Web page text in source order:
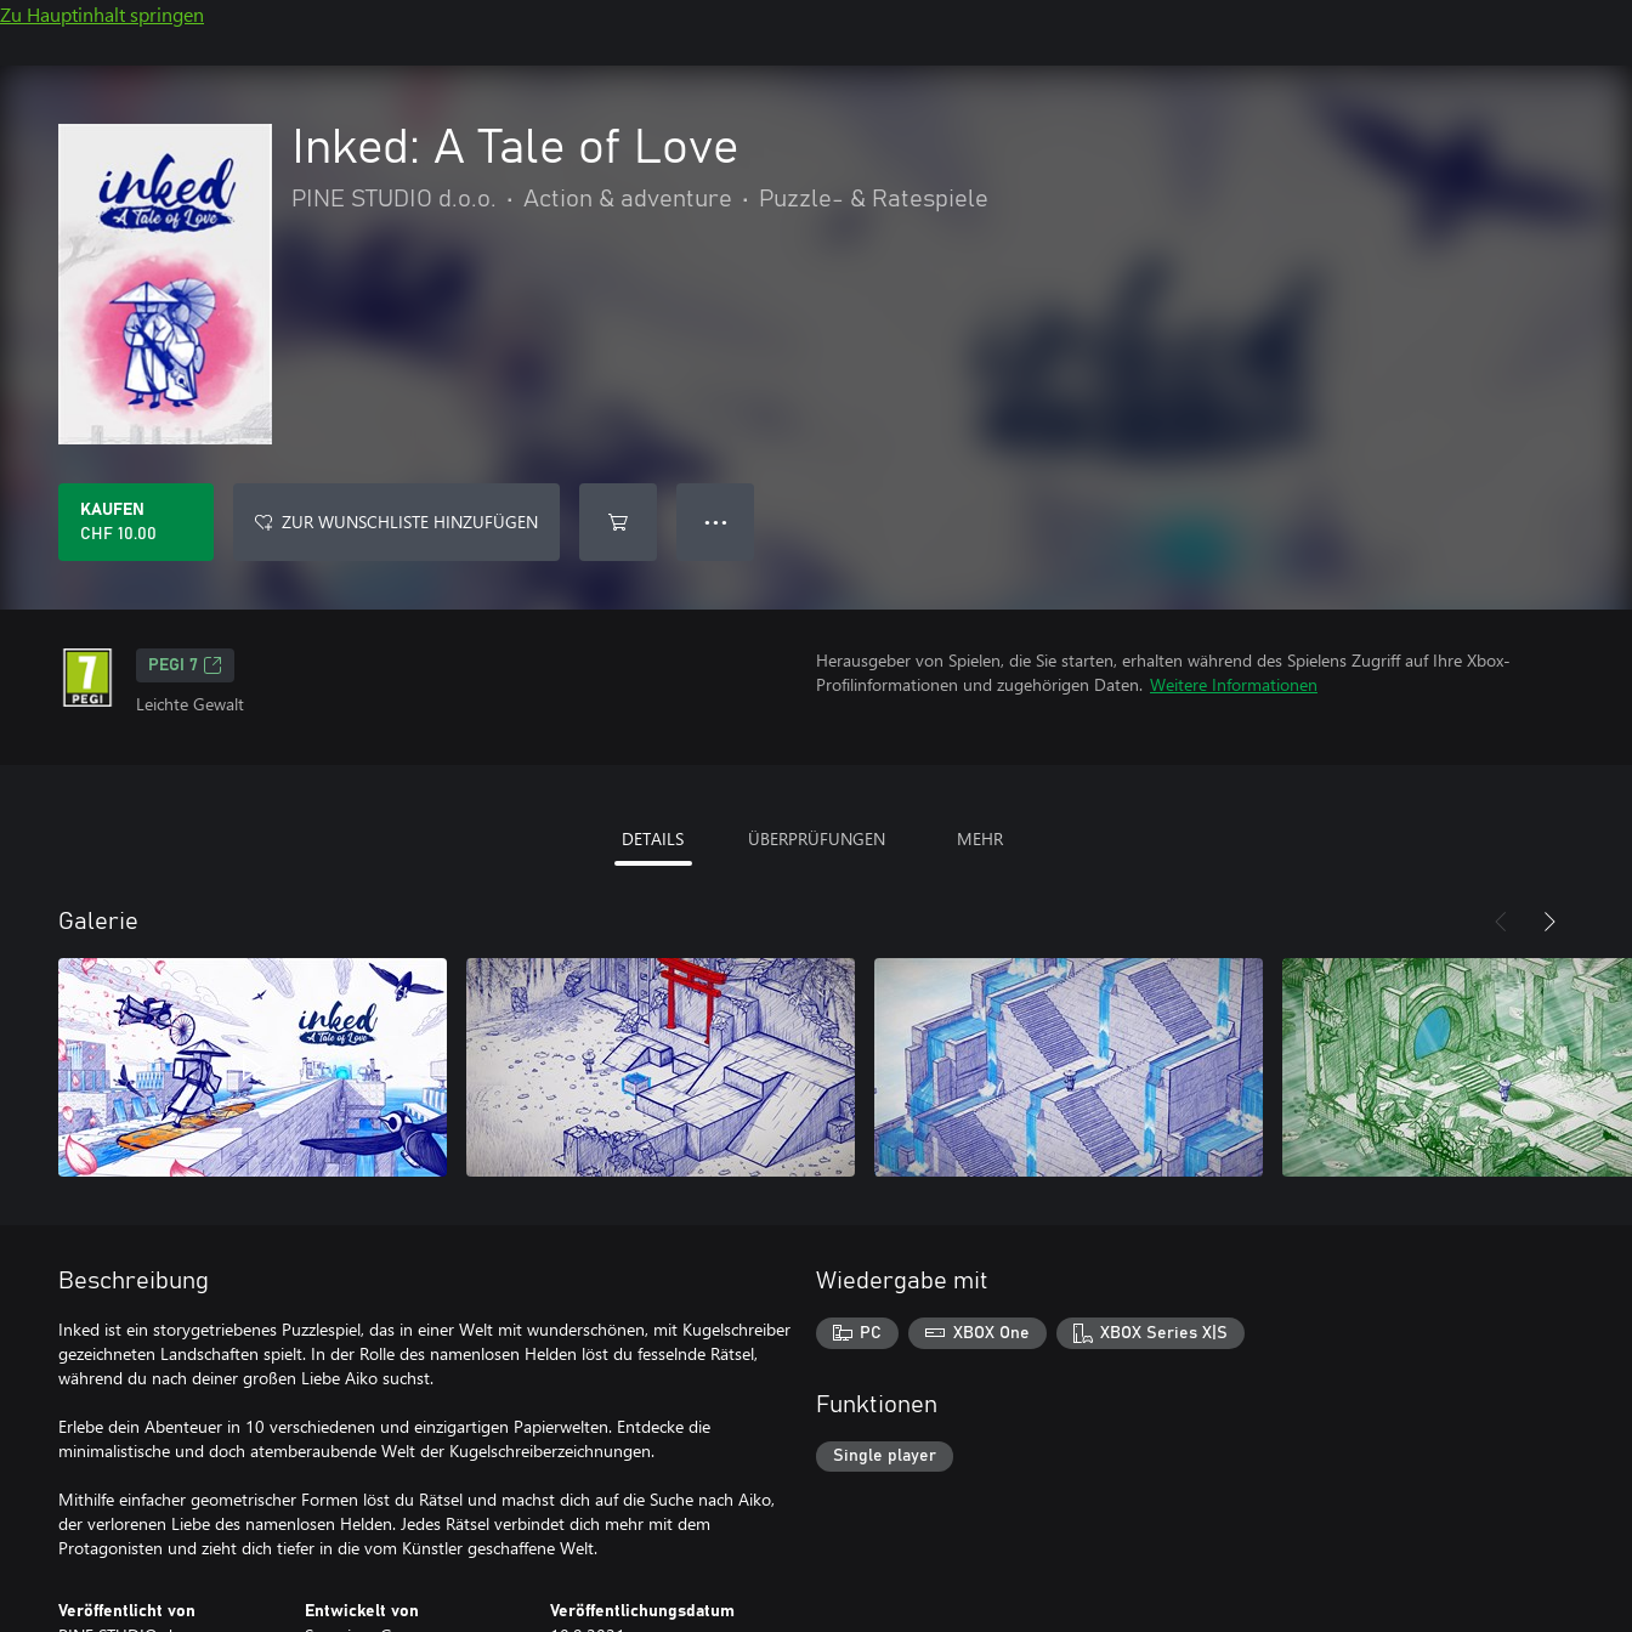
Zu Hauptinhalt springen
Inked: A Tale of Love
PINE STUDIO d.o.o. • Action & adventure • Puzzle- & Ratespiele
KAUFEN
CHF 10.00
ZUR WUNSCHLISTE HINZUFÜGEN ● ● ●
PEGI 7
Leichte Gewalt
Herausgeber von Spielen, die Sie starten, erhalten während des Spielens Zugriff auf Ihre Xbox-
Profilinformationen und zugehörigen Daten. Weitere Informationen
DETAILS ÜBERPRÜFUNGEN MEHR
Galerie
Beschreibung
Inked ist ein storygetriebenes Puzzlespiel, das in einer Welt mit wunderschönen, mit Kugelschreiber
gezeichneten Landschaften spielt. In der Rolle des namenlosen Helden löst du fesselnde Rätsel,
während du nach deiner großen Liebe Aiko suchst.
Erlebe dein Abenteuer in 10 verschiedenen und einzigartigen Papierwelten. Entdecke die
minimalistische und doch atemberaubende Welt der Kugelschreiberzeichnungen.
Mithilfe einfacher geometrischer Formen löst du Rätsel und machst dich auf die Suche nach Aiko,
der verlorenen Liebe des namenlosen Helden. Jedes Rätsel verbindet dich mehr mit dem
Protagonisten und zieht dich tiefer in die vom Künstler geschaffene Welt.
Veröffentlicht von Entwickelt von Veröffentlichungsdatum
Wiedergabe mit
PC XBOX One XBOX Series X|S
Funktionen
Single player